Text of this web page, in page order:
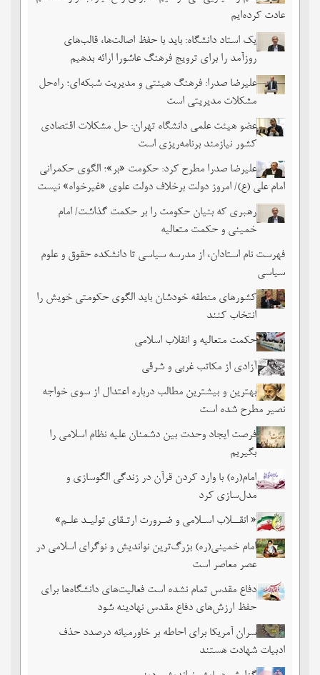
عادت کرده‌ایم
یک استاد دانشگاه: باید با حفظ اصالت‌ها، قالب‌های
روزآمد را برای ترویج فرهنگ عاشورا ارائه بدهیم
علیرضا صدرا: فرهنگ هیئتی و مدیریت شبکه‌ای؛ راه‌حل
مشکلات مدیریتی است
عضو هیئت علمی دانشگاه تهران: حل مشکلات اقتصادی
کشور نیازمند برنامه‌ریزی است
علیرضا صدرا مطرح کرد: حکومت «بر»؛ الگوی حکمرانی
امام علی (ع)/ امروز دولت برخلاف دولت علوی «غیرخواه» نیست
رهبری که بنیان حکومت را بر حکمت گذاشت/ امام
خمینی و حکمت متعالیه
فهرست نام استادان، از مدرسه سیاسی تا دانشکده حقوق و علوم
سیاسی
کشورهای منطقه خودشان باید الگوی حکومتی خویش را
انتخاب کنند
حکمت متعالیه و انقلاب اسلامی
آزادی از مکاتب غربی و شرقی
بهترین و بیشترین مطالب درباره اعتدال از سوی خواجه
نصیر مطرح شده است
فرصت ایجاد وحدت بین دشمنان علیه نظام اسلامی را
بگیریم
امام(ره) با وارد کردن قرآن در زندگی الگوسازی و
مدل‌سازی کرد
« انقــلاب اسـلامی و ضـرورت ارتـقای تولیـد علـم»
امام خمینی(ره) بزرگ‌ترین نواندیش و نوگرای اسلامی در
عصر معاصر است
دفاع مقدس تمام نشده است فعالیت‌های دانشگاه‌ها برای
حفظ ارزش‌های دفاع مقدس نهادینه شود
سران آمریکا برای احاطه بر خاورمیانه درصدد حذف
ادبیات شهادت هستند